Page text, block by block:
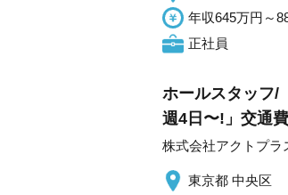
年収645万円～
正社員
ホールスタッフ/
週4日〜!」交通
株式会社アクトプラ
東京都 中央区